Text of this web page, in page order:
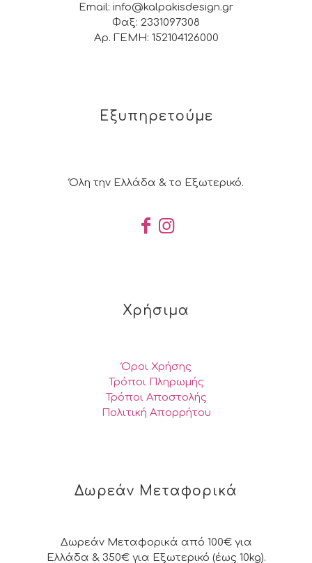
Email: info@kalpakisdesign.gr
Φαξ: 2331097308
Αρ. ΓΕΜΗ: 152104126000
Εξυπηρετούμε
Όλη την Ελλάδα & το Εξωτερικό.
Χρήσιμα
Όροι Χρήσης
Τρόποι Πληρωμής
Τρόποι Αποστολής
Πολιτική Απορρήτου
Δωρεάν Μεταφορικά
Δωρεάν Μεταφορικά από 100€ για
Ελλάδα & 350€ για Εξωτερικό (έως 10kg).